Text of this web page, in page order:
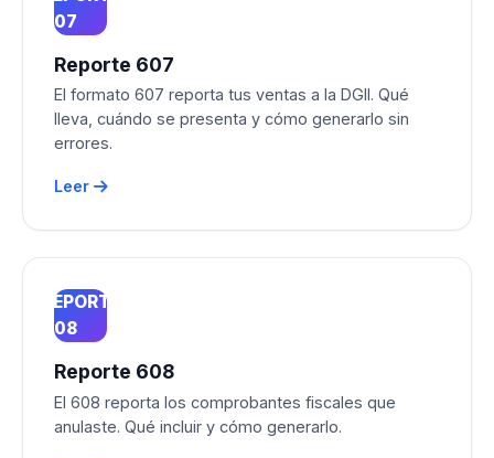
607
Reporte 607
El formato 607 reporta tus ventas a la DGII. Qué
lleva, cuándo se presenta y cómo generarlo sin
errores.
Leer
REPORTE
608
Reporte 608
El 608 reporta los comprobantes fiscales que
anulaste. Qué incluir y cómo generarlo.